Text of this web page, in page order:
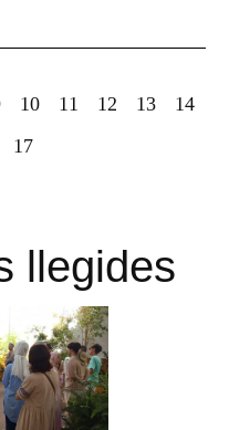
10 11 12 13
14
17
llegides